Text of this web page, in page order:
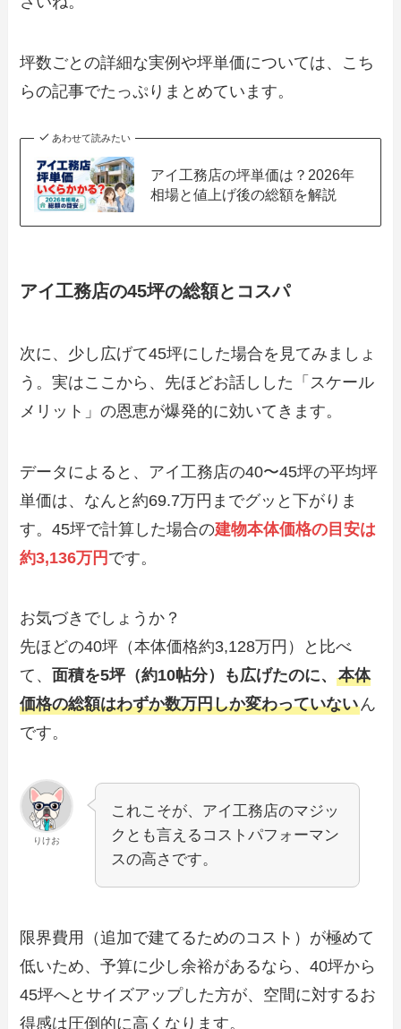
坪数ごとの詳細な実例や坪単価については、こち
らの記事でたっぷりまとめています。
あわせて読みたい
アイ工務店の坪単価は？2026年
相場と値上げ後の総額を解説
アイ工務店の45坪の総額とコスパ
次に、少し広げて45坪にした場合を見てみましょ
う。実はここから、先ほどお話しした「スケール
メリット」の恩恵が爆発的に効いてきます。
データによると、アイ工務店の40〜45坪の平均坪
単価は、なんと約69.7万円までグッと下がりま
す。45坪で計算した場合の建物本体価格の目安は
約3,136万円 です。
お気づきでしょうか？
先ほどの40坪（本体価格約3,128万円）と比べ
て、 面積を5坪（約10帖分）も広げたのに、本体
価格の総額はわずか数万円しか変わっていないん
です。
りけお
これこそが、アイ工務店のマジッ
クとも言えるコストパフォーマン
スの高さです。
限界費用（追加で建てるためのコスト）が極めて
低いため、予算に少し余裕があるなら、40坪から
45坪へとサイズアップした方が、空間に対するお
得感は圧倒的に高くなります。